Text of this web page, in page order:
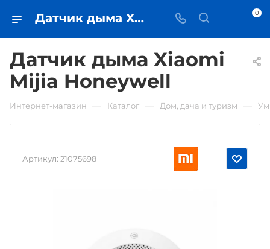
Датчик дыма Xiaomi Mijia Honeywell • купить в Самаре - iЧехол 0
Датчик дыма Xiaomi
Mijia Honeywell
Интернет-магазин Каталог Дом, дача и туризм
Артикул: 21075698